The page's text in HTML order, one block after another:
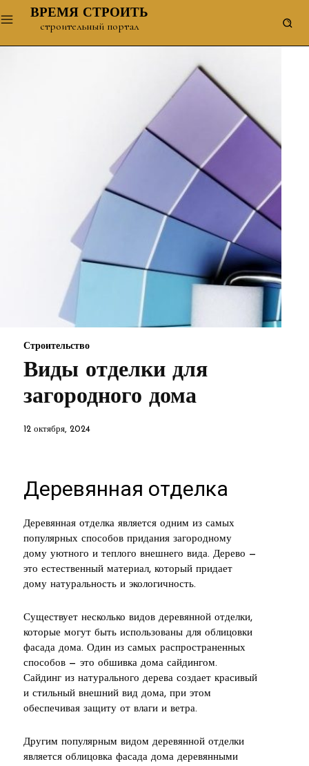
ВРЕМЯ СТРОИТЬ
строительный портал
Строительство
Виды отделки для
загородного дома
12 октября, 2024
Деревянная отделка
Деревянная отделка является одним из самых
популярных способов придания загородному
дому уютного и теплого внешнего вида. Дерево —
это естественный материал, который придает
дому натуральность и экологичность.
Существует несколько видов деревянной отделки,
которые могут быть использованы для облицовки
фасада дома. Один из самых распространенных
способов — это обшивка дома сайдингом.
Сайдинг из натурального дерева создает красивый
и стильный внешний вид дома, при этом
обеспечивая защиту от влаги и ветра.
Другим популярным видом деревянной отделки
является облицовка фасада дома деревянными